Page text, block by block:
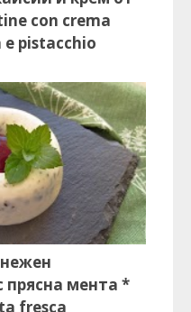
con crema
pistacchio
прясна мента *
fresca